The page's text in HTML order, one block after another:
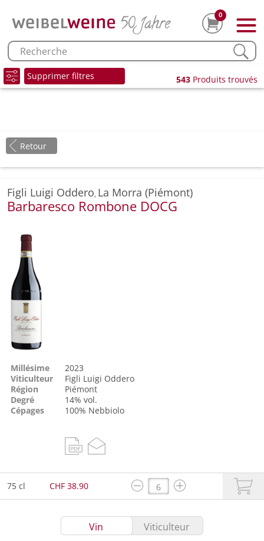
0
Supprimer filtres 543 Produits trouvés
Retour
Figli Luigi Oddero, La Morra (Piémont)
Barbaresco Rombone DOCG
Millésime
2023
Viticulteur
Figli Luigi Oddero
Région
Piémont
Degré
14% vol.
Cépages
100% Nebbiolo
75 cl CHF 38.90
Vin Viticulteur